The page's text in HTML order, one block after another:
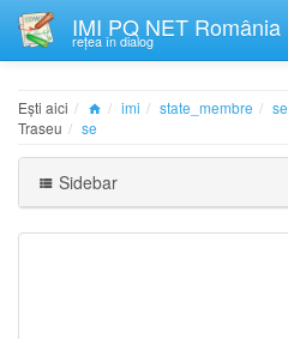
IMI PQ NET România
rețea în dialog
Ești aici imi state_membre
se
Traseu
se
Sidebar